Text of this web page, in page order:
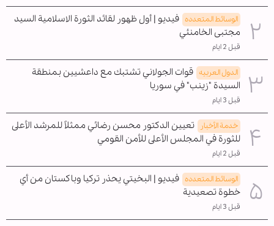
الوسائط المتعدده فيديو | أول ظهور لقائد الثورة الاسلامية السيد
مجتبى الخامنئي
قبل 2 ايام
الدول العربیه قوات الجولاني تشتبك مع داعشيين بمنطقة
السيدة "زينب" في سوريا
قبل 3 ايام
خدمة الأخبار
تعيين الدكتور محسن رضائي ممثلاً للمرشد الأعلى
للثورة في المجلس الأعلى للأمن القومي
قبل 2 ايام
الوسائط المتعدده فيديو | البخيتي يحذر تركيا وباكستان من أي
خطوة تصعيدية
قبل 3 ايام